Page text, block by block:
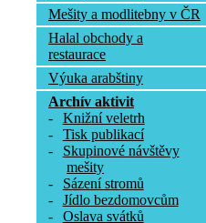
Mešity a modlitebny v ČR
Halal obchody a
restaurace
Výuka arabštiny
Archív aktivit
-
Knižní veletrh
-
Tisk publikací
-
Skupinové návštěvy
mešity
-
Sázení stromů
-
Jídlo bezdomovcům
-
Oslava svátků